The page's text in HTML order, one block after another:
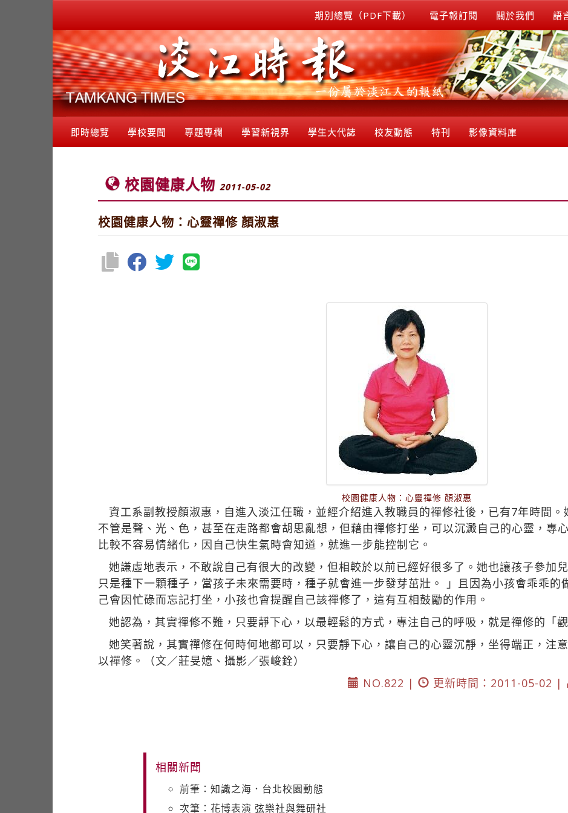
期別總覽（PDF下載） 電子報訂閱 關於我們 語
即時總覽 學校要聞 專題專欄 學習新視界 學生大代誌 校友動態 特刊 影像資料庫
校園健康人物 2011-05-02
校園健康人物：心靈禪修 顏淑惠
校園健康人物：心靈禪修 顏淑惠
資工系副教授顏淑惠，自進入淡江任職，並經介紹進入教職員的禪修社後，已有7年時間。
不管是聲、光、色，甚至在走路都會胡思亂想，但藉由禪修打坐，可以沉澱自己的心靈，專
比較不容易情緒化，因自己快生氣時會知道，就進一步能控制它。
她謙虛地表示，不敢說自己有很大的改變，但相較於以前已經好很多了。她也讓孩子參加
只是種下一顆種子，當孩子未來需要時，種子就會進一步發芽茁壯。 」且因為小孩會乖乖的
己會因忙碌而忘記打坐，小孩也會提醒自己該禪修了，這有互相鼓勵的作用。
她認為，其實禪修不難，只要靜下心，以最輕鬆的方式，專注自己的呼吸，就是禪修的「
她笑著說，其實禪修在何時何地都可以，只要靜下心，讓自己的心靈沉靜，坐得端正，注
以禪修。（文／莊旻嬑、攝影／張峻銓）
NO.822 |
更新時間：2011-05-02 |
相關新聞
前筆：知識之海．台北校園動態
次筆：花博表演 弦樂社與舞研社